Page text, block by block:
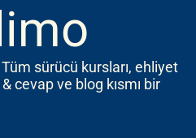
sürücü kursları, ehliyet
cevap ve blog kısmı bir